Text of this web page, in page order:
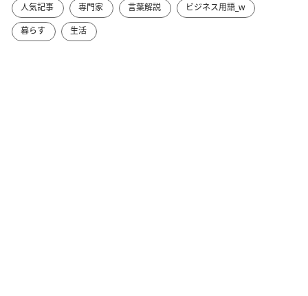
人気記事 専門家 言葉解説
ビジネス用語_w
暮らす
生活